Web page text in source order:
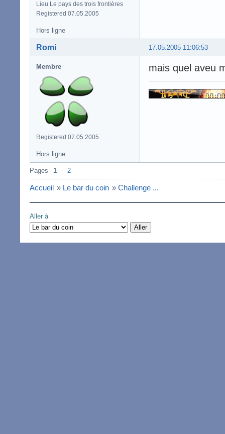
Lieu Le pays des trois frontières
Registered 07.05.2005
Hors ligne
17.05.2005 11:06:53
Romi
Membre
Registered 07.05.2005
mais quel aveu
Hors ligne
Pages 1 2
Accueil » Le bar du coin » Challenge ...
Aller à